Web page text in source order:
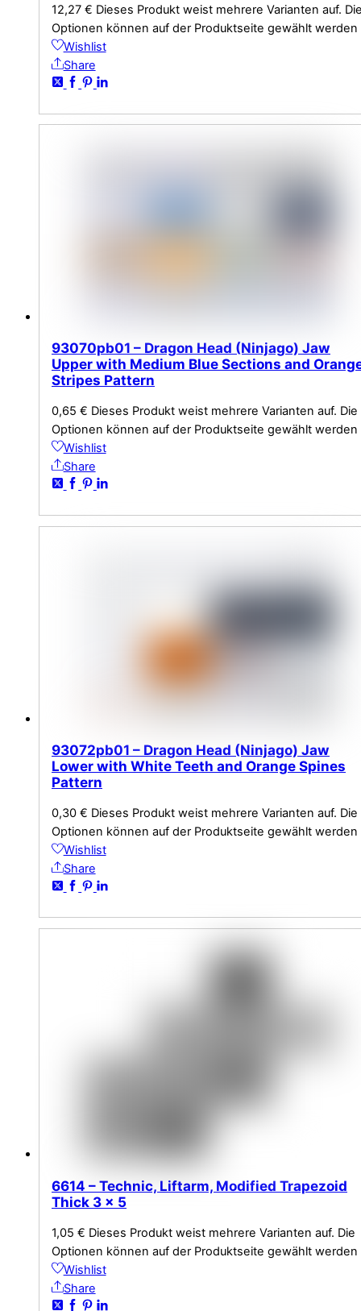
12,27 € Dieses Produkt weist mehrere Varianten auf.
Optionen können auf der Produktseite gewählt werden
Wishlist
Share
93070pb01 – Dragon Head (Ninjago) Jaw
Upper with Medium Blue Sections and
Stripes Pattern
0,65 € Dieses Produkt weist mehrere Varianten auf. Die
Optionen können auf der Produktseite gewählt werden
Wishlist
Share
93072pb01 – Dragon Head (Ninjago) Jaw
Lower with White Teeth and Orange Spines
Pattern
0,30 € Dieses Produkt weist mehrere Varianten auf. Die
Optionen können auf der Produktseite gewählt werden
Wishlist
Share
6614 – Technic, Liftarm, Modified Trapezoid
Thick 3 x 5
1,05 € Dieses Produkt weist mehrere Varianten auf. Die
Optionen können auf der Produktseite gewählt werden
Wishlist
Share